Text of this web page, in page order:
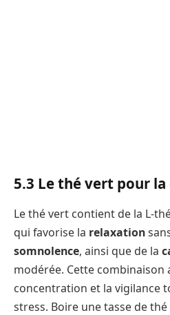
5.3 Le thé vert pour
Le thé vert contient de la L-
qui favorise la relaxation
somnolence, ainsi que de la
modérée. Cette combinaison
concentration et la vigilance
stress. Boire une tasse de